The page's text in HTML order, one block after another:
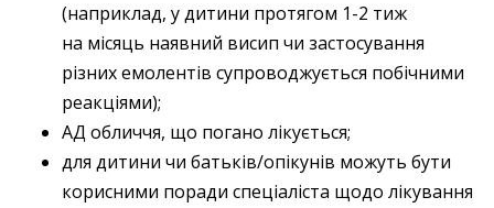
(наприклад, у дитини протягом 1-2 тиж
на місяць наявний висип чи застосування
різних емолентів супроводжується побічними
реакціями);
АД обличчя, що погано лікується;
для дитини чи батьків/опікунів можуть бути
корисними поради спеціаліста щодо лікування